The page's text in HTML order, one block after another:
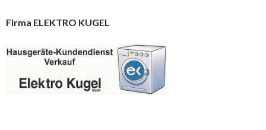
Firma ELEKTRO KUGEL